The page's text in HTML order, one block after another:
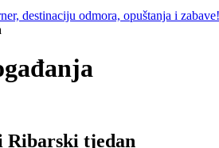
destinaciju odmora, opuštanja i zabave!
Ribarski tjedan